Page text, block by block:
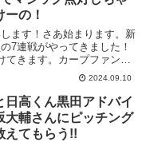
ーの！
ます！さあ始まります。新
7連戦がやってきました！
きます。カープファンで
ープ選手はどう思...2024.09.10
日高くん黒田アドバイ
大輔さんにピッチング
えてもらう!!